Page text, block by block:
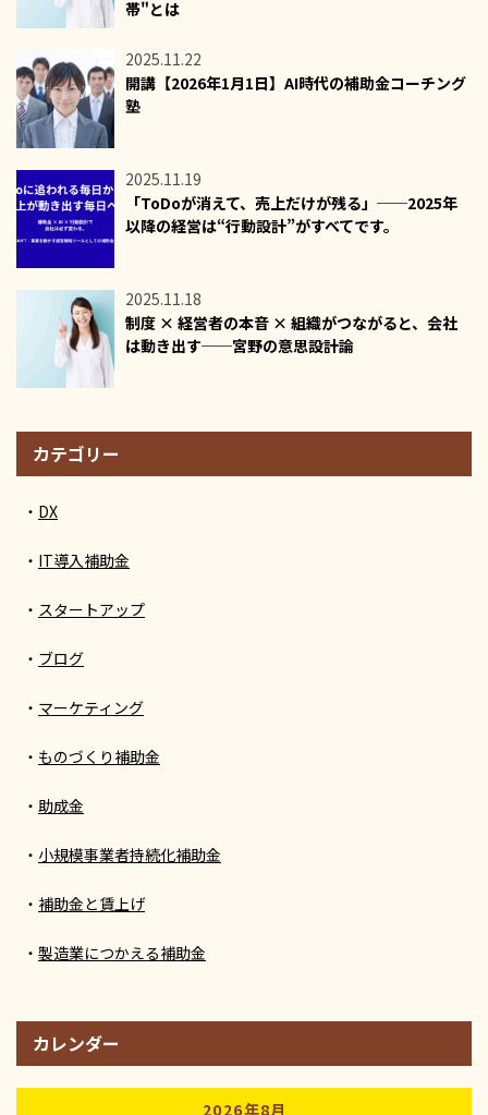
帯"とは
2025.11.22
開講【2026年1月1日】AI時代の補助金コーチング
塾
2025.11.19
「ToDoが消えて、売上だけが残る」──2025年
以降の経営は“行動設計”がすべてです。
2025.11.18
制度 × 経営者の本音 × 組織がつながると、会社
は動き出す──宮野の意思設計論
カテゴリー
DX
IT導入補助金
スタートアップ
ブログ
マーケティング
ものづくり補助金
助成金
小規模事業者持続化補助金
補助金と賃上げ
製造業につかえる補助金
カレンダー
2026年8月